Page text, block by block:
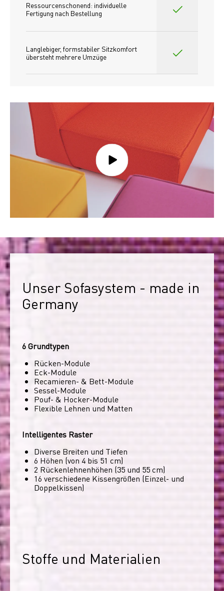
Ressourcenschonend: individuelle
Fertigung nach Bestellung
Langlebiger, formstabiler Sitzkomfort
übersteht mehrere Umzüge
Unser Sofasystem - made in
Germany
6 Grundtypen
Rücken-Module
Eck-Module
Recamieren- & Bett-Module
Sessel-Module
Pouf- & Hocker-Module
Flexible Lehnen und Matten
Intelligentes Raster
Diverse Breiten und Tiefen
6 Höhen (von 4 bis 51 cm)
2 Rückenlehnenhöhen (35 und 55 cm)
16 verschiedene Kissengrößen (Einzel- und
Doppelkissen)
Stoffe und Materialien